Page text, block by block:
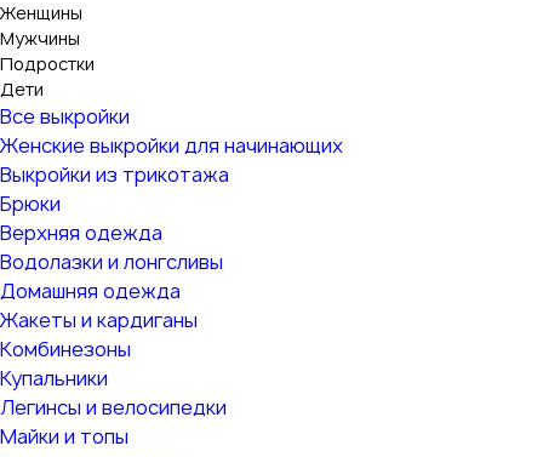
Женщины
Мужчины
Подростки
Дети
Все выкройки
Женские выкройки для начинающих
Выкройки из трикотажа
Брюки
Верхняя одежда
Водолазки и лонгсливы
Домашняя одежда
Жакеты и кардиганы
Комбинезоны
Купальники
Легинсы и велосипедки
Майки и топы